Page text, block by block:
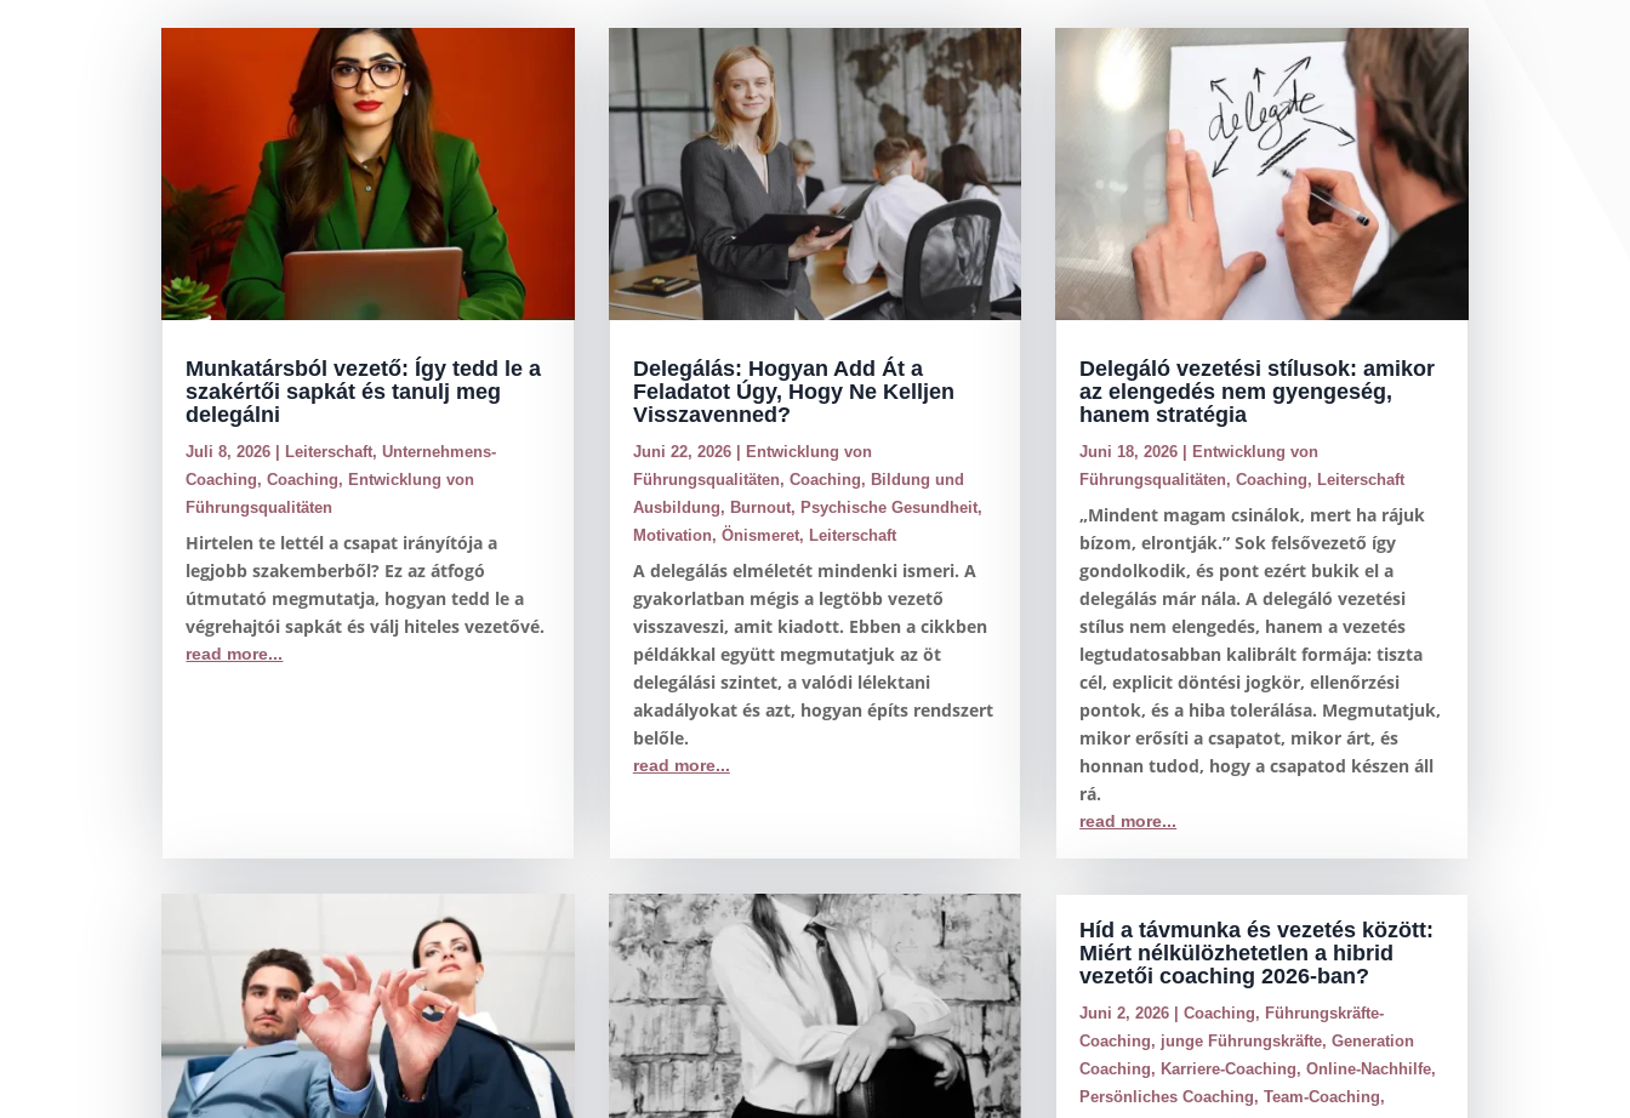
Munkatársból vezető: Így tedd le a
szakértői sapkát és tanulj meg
delegálni
Juli 8, 2026 Leiterschaft,Unternehmens-
Coaching,Coaching, Entwicklung von
Führungsqualitäten
Hirtelen te lettél a csapat irányítója a
legjobb szakemberből? Ez az átfogó
útmutató megmutatja, hogyan tedd le a
végrehajtói sapkát és válj hiteles vezetővé.
read more...
Delegálás: Hogyan Add Át a
Feladatot Úgy, Hogy Ne Kelljen
Visszavenned?
Juni 22, 2026|
Entwicklung von
Führungsqualitäten, Coaching, Bildung und
Ausbildung, Burnout, Psychische Gesundheit,
Motivation, Önismeret, Leiterschaft
A delegálás elméletét mindenki ismeri. A
gyakorlatban mégis a legtöbb vezető
visszaveszi, amit kiadott. Ebben a cikkben
példákkal együtt megmutatjuk az öt
delegálási szintet, a valódi lélektani
akadályokat és azt, hogyan építs rendszert
belőle.
read more...
Delegáló vezetési stílusok: amikor
az elengedés nem gyengeség,
hanem stratégia
Juni 18, 2026
Entwicklung von
Führungsqualitäten,Coaching, Leiterschaft
„Mindent magam csinálok, mert ha rájuk
bízom, elrontják.” Sok felsővezető így
gondolkodik, és pont ezért bukik el a
delegálás már nála. A delegáló vezetési
stílus nem elengedés, hanem a vezetés
legtudatosabban kalibrált formája: tiszta
cél, explicit döntési jogkör, ellenőrzési
pontok, és a hiba tolerálása. Megmutatjuk,
mikor erősíti a csapatot, mikor árt, és
honnan tudod, hogy a csapatod készen áll
rá.
read more...
Híd a távmunka és vezetés között:
Miért nélkülözhetetlen a hibrid
vezetői coaching 2026-ban?
Juni 2, 2026 |Coaching, Führungskräfte-
Coaching, junge Führungskräfte,Generation
Coaching, Karriere-Coaching,Online-Nachhilfe,
Persönliches Coaching,Team-Coaching,